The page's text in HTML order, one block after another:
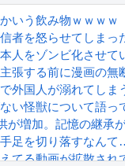
いう飲み物ｗｗｗｗ
者を怒らせてしま
人をゾンビ化させて
張する前に漫画の
外国人が溺れてしま
い怪獣について語っ
が増加。記憶の継承
足を切り落すなんて
てる動画が拡散さ